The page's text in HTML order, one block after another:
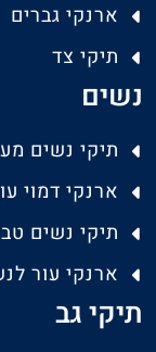
ארנקי גברים
תיקי צד
נשים
תיקי נשים
ארנקי דמוי
תיקי נשים
ארנקי עור
תיקי גב